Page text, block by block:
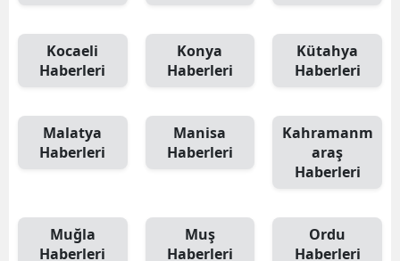
Kocaeli
Haberleri
Konya
Haberleri
Kütahya
Haberleri
Malatya
Haberleri
Manisa
Haberleri
Kahramanm
araş
Haberleri
Muğla
Haberleri
Muş
Haberleri
Ordu
Haberleri